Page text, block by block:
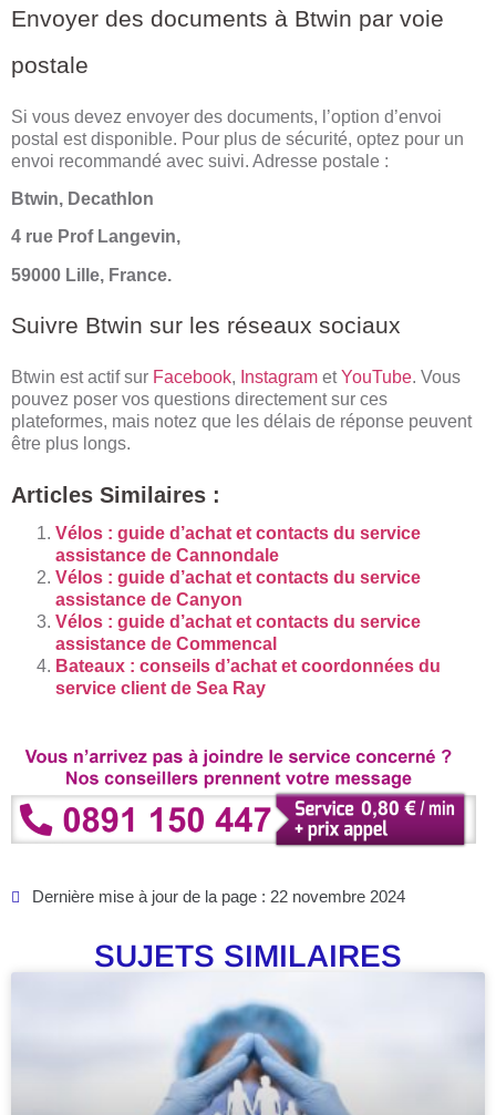
Envoyer des documents à Btwin par voie
postale
Si vous devez envoyer des documents, l’option d’envoi
postal est disponible. Pour plus de sécurité, optez pour un
envoi recommandé avec suivi. Adresse postale :
Btwin, Decathlon
4 rue Prof Langevin,
59000 Lille, France.
Suivre Btwin sur les réseaux sociaux
Btwin est actif sur Facebook, Instagram etYouTube. Vous
pouvez poser vos questions directement sur ces
plateformes, mais notez que les délais de réponse peuvent
être plus longs.
Articles Similaires :
Vélos : guide d’achat et contacts du service
assistance de Cannondale
Vélos : guide d’achat et contacts du service
assistance de Canyon
Vélos : guide d’achat et contacts du service
assistance de Commencal
Bateaux : conseils d’achat et coordonnées du
service client de Sea Ray
Dernière mise à jour de la page : 22 novembre 2024
SUJETS SIMILAIRES